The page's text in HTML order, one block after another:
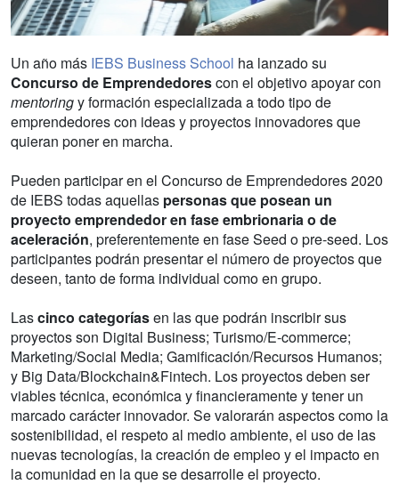
Un año más IEBS Business School ha lanzado su
Concurso de Emprendedorescon el objetivo apoyar con
mentoringy formación especializada a todo tipo de
emprendedores con ideas y proyectos innovadores que
quieran poner en marcha.
Pueden participar en el Concurso de Emprendedores 2020
de IEBS todas aquellas personas que posean un
proyecto emprendedor en fase embrionaria o de
aceleración, preferentemente en fase Seed o pre-seed. Los
participantes podrán presentar el número de proyectos que
deseen, tanto de forma individual como en grupo.
Lascinco categoríasen las que podrán inscribir sus
proyectos son Digital Business; Turismo/E-commerce;
Marketing/Social Media; Gamificación/Recursos Humanos;
y Big Data/Blockchain&Fintech. Los proyectos deben ser
viables técnica, económica y financieramente y tener un
marcado carácter innovador. Se valorarán aspectos como la
sostenibilidad, el respeto al medio ambiente, el uso de las
nuevas tecnologías, la creación de empleo y el impacto en
la comunidad en la que se desarrolle el proyecto.